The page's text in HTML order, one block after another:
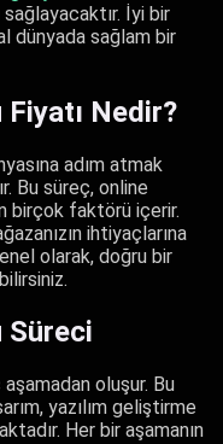
sağlayacaktır. İyi bir
dünyada sağlam bir
Nedir?
adım atmak
Bu süreç, online
birçok faktörü içerir.
ihtiyaçlarına
olarak, doğru bir
Süreci
oluşur. Bu
yazılım geliştirme
Her bir aşamanın